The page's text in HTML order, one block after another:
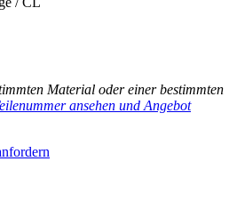
Material oder einer bestimmten
ansehen und Angebot